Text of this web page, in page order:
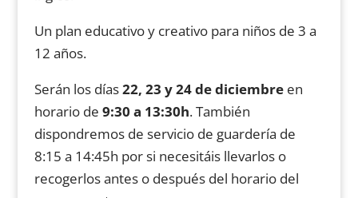
Un plan educativo y creativo para niños de 3 a
12 años.
Serán los días22, 23 y 24de diciembre en
horario de 9:30 a 13:30h. También
dispondremos de servicio de guardería de
8:15 a 14:45h por si necesitáis llevarlos o
recogerlos antes o después del horario del